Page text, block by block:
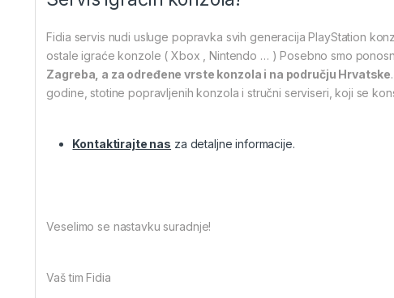
Fidia servis nudi usluge popravka svih generacija PlayStation
ostale igraće konzole ( Xbox , Nintendo … ) Posebno smo
Zagreba, a za određene vrste konzola i na području Hrvatske
godine, stotine popravljenih konzola i stručni serviseri, koji se
Kontaktirajte nas za detaljne informacije.
Veselimo se nastavku suradnje!
Vaš tim Fidia